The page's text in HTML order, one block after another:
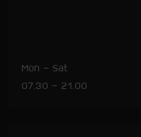
Mon – Sat
07.30 – 21.00